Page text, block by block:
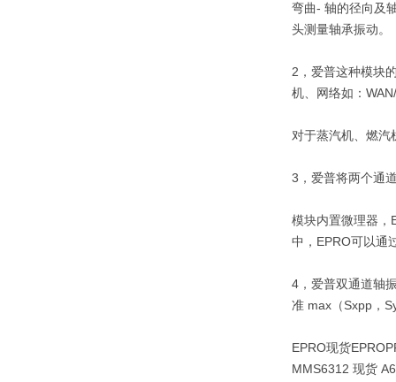
弯曲- 轴的径向及
头测量轴承振动。
2，爱普这种模块
机、网络如：
对于蒸汽机、燃汽
3，爱普将两个通
模块内置微理器，
中，EPRO可以通
4，爱普双通道轴
准 max（Sxpp，
EPRO现货EPRO
MMS6312 现货